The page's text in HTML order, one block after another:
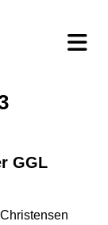
GGL